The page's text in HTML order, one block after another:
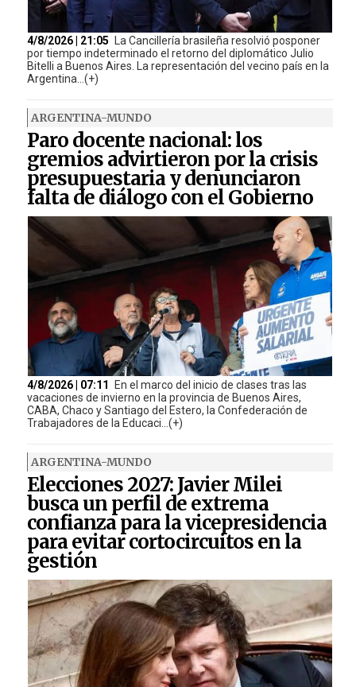
4/8/2026 | 21:05
La Cancillería brasileña resolvió posponer
por tiempo indeterminado el retorno del diplomático Julio
Bitelli a Buenos Aires. La representación del vecino país en la
Argentina...(+)
ARGENTINA-MUNDO
Paro docente nacional: los
gremios advirtieron por la crisis
presupuestaria y denunciaron
falta de diálogo con el Gobierno
4/8/2026 | 07:11
En el marco del inicio de clases tras las
vacaciones de invierno en la provincia de Buenos Aires,
CABA, Chaco y Santiago del Estero, la Confederación de
Trabajadores de la Educaci...(+)
ARGENTINA-MUNDO
Elecciones 2027: Javier Milei
busca un perfil de extrema
confianza para la vicepresidencia
para evitar cortocircuitos en la
gestión